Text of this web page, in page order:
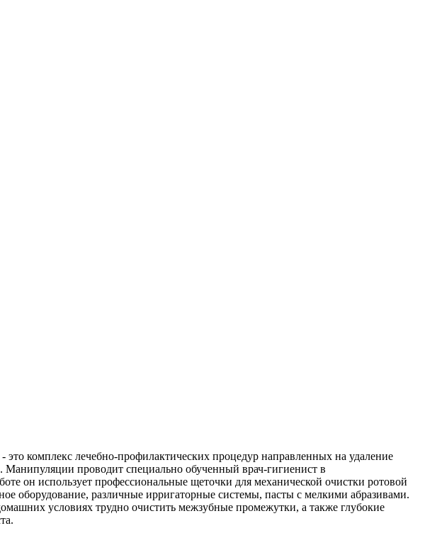
- это комплекс лечебно-профилактических процедур направленных на удаление
Манипуляции проводит специально обученный врач-гигиенист в
он использует профессиональные щеточки для механической очистки ротовой
оборудование, различные ирригаторные системы, пасты с мелкими абразивами.
условиях трудно очистить межзубные промежутки, а также глубокие